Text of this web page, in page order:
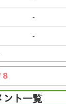
-
-
8
ント一覧